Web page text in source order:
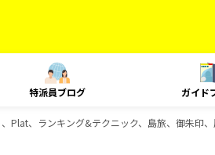
特派員ブログ ガイド
Plat、ランキング&テクニック、島旅、御朱印